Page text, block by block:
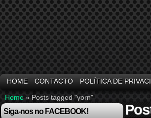
HOME CONTACTO POLÍTICA DE
Home » Posts tagged "yorn"
Siga-nos no FACEBOOK!